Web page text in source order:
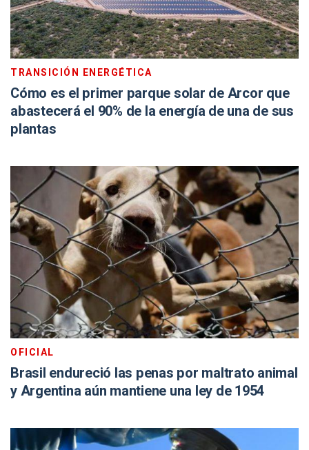
TRANSICIÓN ENERGÉTICA
Cómo es el primer parque solar de Arcor que
abastecerá el 90% de la energía de una de sus
plantas
OFICIAL
Brasil endureció las penas por maltrato animal
y Argentina aún mantiene una ley de 1954